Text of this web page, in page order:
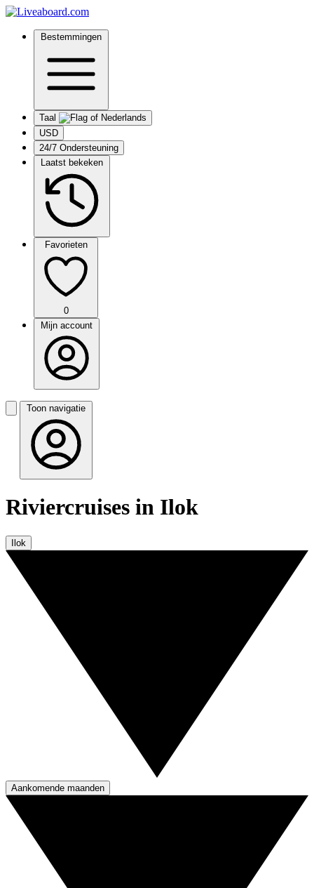
Bestemmingen
Taal
USD
24/7 Ondersteuning
Laatst bekeken
Favorieten
0
Mijn account
Toon navigatie
Riviercruises in Ilok
Ilok
Aankomende maanden